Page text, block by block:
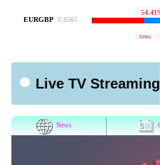
Live TV Streaming